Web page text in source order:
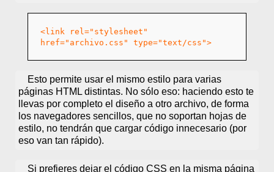
<link rel="stylesheet"
href="archivo.css" type="text/css">
Esto permite usar el mismo estilo para varias
páginas HTML distintas. No sólo eso: haciendo esto te
llevas por completo el diseño a otro archivo, de forma
los navegadores sencillos, que no soportan hojas de
estilo, no tendrán que cargar código innecesario (por
eso van tan rápido).
Si prefieres dejar el código CSS en la misma página